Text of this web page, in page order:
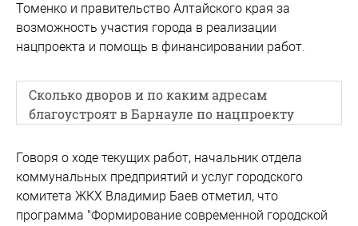
Томенко и правительство Алтайского края за
возможность участия города в реализации
нацпроекта и помощь в финансировании работ.
Сколько дворов и по каким адресам
благоустроят в Барнауле по нацпроекту
Говоря о ходе текущих работ, начальник отдела
коммунальных предприятий и услуг городского
комитета ЖКХ Владимир Баев отметил, что
программа "Формирование современной городской